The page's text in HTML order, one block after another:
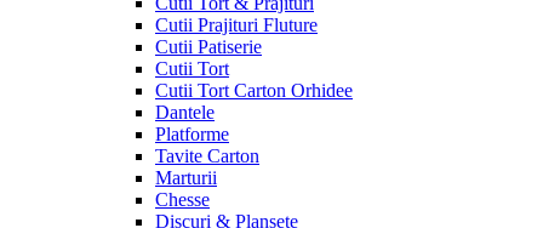
Cutii Prajituri Fluture
Cutii Patiserie
Cutii Tort
Cutii Tort Carton Orhidee
Dantele
Platforme
Tavite Carton
Marturii
Chesse
Discuri & Plansete